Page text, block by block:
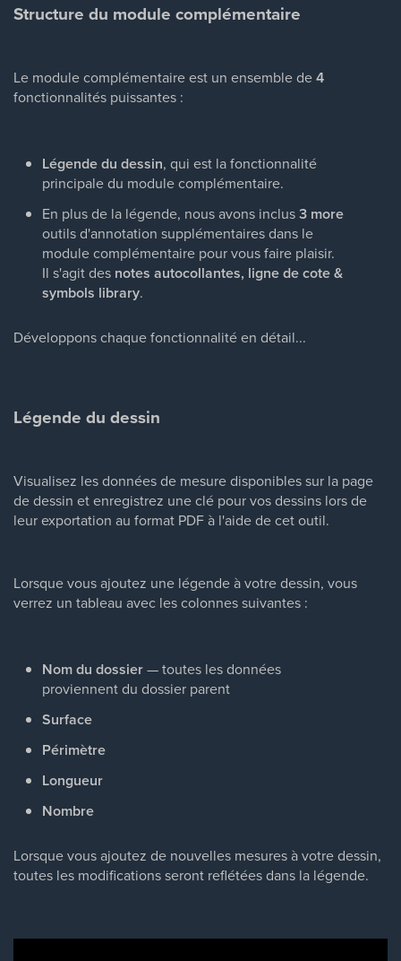
Structure du module complémentaire
Le module complémentaire est un ensemble de4
fonctionnalités puissantes :
Légende du dessin, qui est la fonctionnalité
principale du module complémentaire.
En plus de la légende, nous avons inclus3 more
outils d'annotation supplémentaires dans le
module complémentaire pour vous faire plaisir.
Il s'agit des notes autocollantes, ligne de cote &
symbols library.
Développons chaque fonctionnalité en détail...
Légende du dessin
Visualisez les données de mesure disponibles sur la page
de dessin et enregistrez une clé pour vos dessins lors de
leur exportation au format PDF à l'aide de cet outil.
Lorsque vous ajoutez une légende à votre dessin, vous
verrez un tableau avec les colonnes suivantes :
Nom du dossier— toutes les données
proviennent du dossier parent
Surface
Périmètre
Longueur
Nombre
Lorsque vous ajoutez de nouvelles mesures à votre dessin,
toutes les modifications seront reflétées dans la légende.